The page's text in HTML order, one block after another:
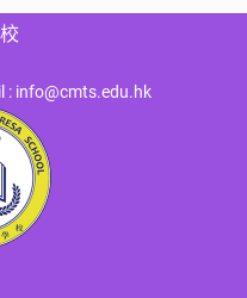
: info@cmts.edu.hk